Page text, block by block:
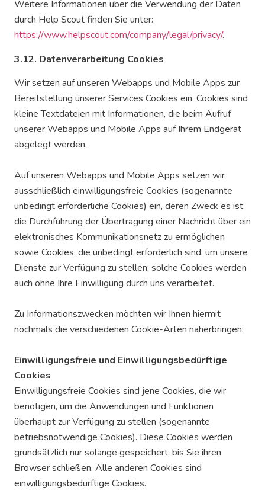
Weitere Informationen über die Verwendung der Daten
durch Help Scout finden Sie unter:
https://www.helpscout.com/company/legal/privacy/.
3.12. Datenverarbeitung Cookies
Wir setzen auf unseren Webapps und Mobile Apps zur
Bereitstellung unserer Services Cookies ein. Cookies sind
kleine Textdateien mit Informationen, die beim Aufruf
unserer Webapps und Mobile Apps auf Ihrem Endgerät
abgelegt werden.
Auf unseren Webapps und Mobile Apps setzen wir
ausschließlich einwilligungsfreie Cookies (sogenannte
unbedingt erforderliche Cookies) ein, deren Zweck es ist,
die Durchführung der Übertragung einer Nachricht über ein
elektronisches Kommunikationsnetz zu ermöglichen
sowie Cookies, die unbedingt erforderlich sind, um unsere
Dienste zur Verfügung zu stellen; solche Cookies werden
auch ohne Ihre Einwilligung durch uns verarbeitet.
Zu Informationszwecken möchten wir Ihnen hiermit
nochmals die verschiedenen Cookie-Arten näherbringen:
Einwilligungsfreie und Einwilligungsbedürftige
Cookies
Einwilligungsfreie Cookies sind jene Cookies, die wir
benötigen, um die Anwendungen und Funktionen
überhaupt zur Verfügung zu stellen (sogenannte
betriebsnotwendige Cookies). Diese Cookies werden
grundsätzlich nur solange gespeichert, bis Sie ihren
Browser schließen. Alle anderen Cookies sind
einwilligungsbedürftige Cookies.